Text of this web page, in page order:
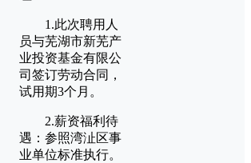
1.此次聘用人
员与芜湖市新芜产
业投资基金有限公
司签订劳动合同，
试用期3个月。
2.薪资福利待
遇：参照湾沚区事
业单位标准执行。